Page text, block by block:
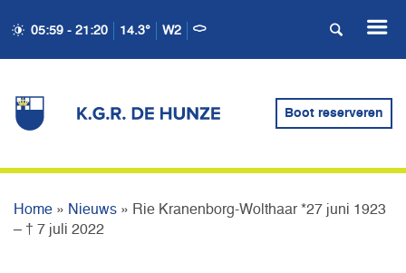
05:59 - 21:20 14.3° W2
Boot reserveren
WOLTHAAR *27 JUNI 1923 –
Home » Nieuws » Rie Kranenborg-Wolthaar *27 juni 1923
– † 7 juli 2022